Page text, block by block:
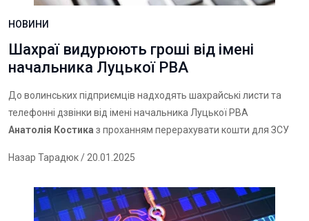
НОВИНИ
Шахраї видурюють гроші від імені
начальника Луцької РВА
До волинських підприємців надходять шахрайські листи та
телефонні дзвінки від імені начальника Луцької РВА
Анатолія Костика з проханням перерахувати кошти для ЗСУ
Назар Тарадюк/ 20.01.2025